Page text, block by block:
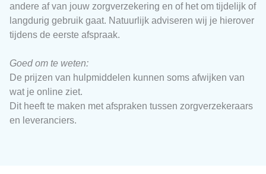
andere af van jouw zorgverzekering en of het om tijdelijk of
langdurig gebruik gaat. Natuurlijk adviseren wij je hierover
tijdens de eerste afspraak.
Goed om te weten:
De prijzen van hulpmiddelen kunnen soms afwijken van
wat je online ziet.
Dit heeft te maken met afspraken tussen zorgverzekeraars
en leveranciers.